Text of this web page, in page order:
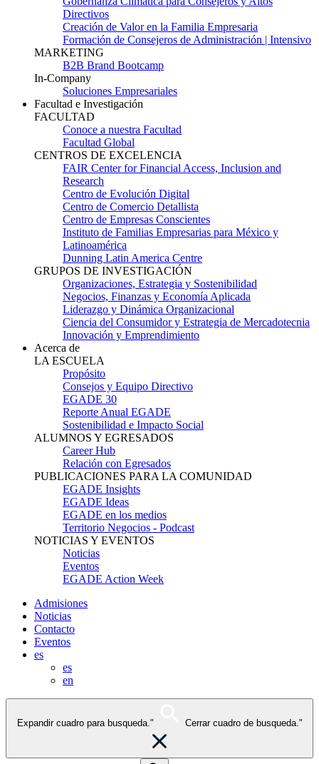
Directivos
Creación de Valor en la Familia Empresaria
Formación de Consejeros de Administración | Intensivo
MARKETING
B2B Brand Bootcamp
In-Company
Soluciones Empresariales
Facultad e Investigación
FACULTAD
Conoce a nuestra Facultad
Facultad Global
CENTROS DE EXCELENCIA
FAIR Center for Financial Access, Inclusion and
Research
Centro de Evolución Digital
Centro de Comercio Detallista
Centro de Empresas Conscientes
Instituto de Familias Empresarias para México y
Latinoamérica
Dunning Latin America Centre
GRUPOS DE INVESTIGACIÓN
Organizaciones, Estrategia y Sostenibilidad
Negocios, Finanzas y Economía Aplicada
Liderazgo y Dinámica Organizacional
Ciencia del Consumidor y Estrategia de Mercadotecnia
Innovación y Emprendimiento
Acerca de
LA ESCUELA
Propósito
Consejos y Equipo Directivo
EGADE 30
Reporte Anual EGADE
Sostenibilidad e Impacto Social
ALUMNOS Y EGRESADOS
Career Hub
Relación con Egresados
PUBLICACIONES PARA LA COMUNIDAD
EGADE Insights
EGADE Ideas
EGADE en los medios
Territorio Negocios - Podcast
NOTICIAS Y EVENTOS
Noticias
Eventos
EGADE Action Week
Admisiones
Noticias
Contacto
Eventos
es
es
en
Expandir cuadro para busqueda." Cerrar cuadro de busqueda."